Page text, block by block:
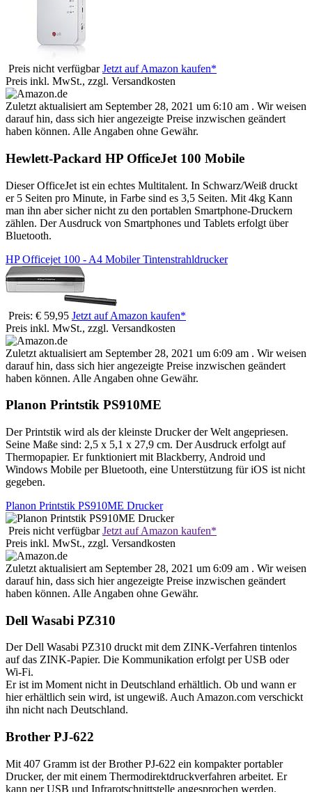
Preis nicht verfügbar Jetzt auf Amazon kaufen*
Preis inkl. MwSt., zzgl. Versandkosten
Zuletzt aktualisiert am September 28, 2021 um 6:10 am . Wir weisen
darauf hin, dass sich hier angezeigte Preise inzwischen geändert
haben können. Alle Angaben ohne Gewähr.
Hewlett-Packard HP OfficeJet 100 Mobile
Dieser OfficeJet ist ein echtes Multitalent. In Schwarz/Weiß druckt
er 5 Seiten pro Minute, in Farbe sind es 3,5 Seiten. Mit 4kg Kann
man ihn aber sicher nicht zu den portablen Smartphone-Druckern
zählen. Der Ausdruck von Smartphones und Tablets erfolgt über
Bluetooth.
HP Officejet 100 - A4 Mobiler Tintenstrahldrucker
Preis: € 59,95 Jetzt auf Amazon kaufen*
Preis inkl. MwSt., zzgl. Versandkosten
Zuletzt aktualisiert am September 28, 2021 um 6:09 am . Wir weisen
darauf hin, dass sich hier angezeigte Preise inzwischen geändert
haben können. Alle Angaben ohne Gewähr.
Planon Printstik PS910ME
Der Printstik wird als der kleinste Drucker der Welt angepriesen.
Seine Maße sind: 2,5 x 5,1 x 27,9 cm. Der Ausdruck erfolgt auf
Thermopapier. Er funktioniert mit Blackberry, Android und
Windows Mobile per Bluetooth, eine Unterstützung für iOS ist nicht
gegeben.
Planon Printstik PS910ME Drucker
Preis nicht verfügbar Jetzt auf Amazon kaufen*
Preis inkl. MwSt., zzgl. Versandkosten
Zuletzt aktualisiert am September 28, 2021 um 6:09 am . Wir weisen
darauf hin, dass sich hier angezeigte Preise inzwischen geändert
haben können. Alle Angaben ohne Gewähr.
Dell Wasabi PZ310
Der Dell Wasabi PZ310 druckt mit dem ZINK-Verfahren tintenlos
auf das ZINK-Papier. Die Kommunikation erfolgt per USB oder
Wi-Fi.
Er ist im Moment nicht in Deutschland erhältlich. Ob und wann er
hier erhältlich sein wird, ist ungewiß. Auch Amazon.com verschickt
ihn nicht nach Deutschland.
Brother PJ-622
Mit 407 Gramm ist der Brother PJ-622 ein kompakter portabler
Drucker, der mit einem Thermodirektdruckverfahren arbeitet. Er
kann per USB und Infrarotschnittstelle angesprochen werden.